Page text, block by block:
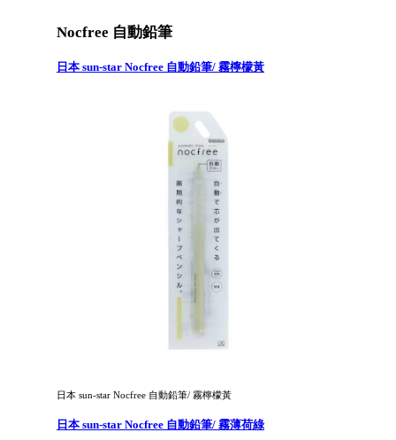
Nocfree 自動鉛筆
日本 sun-star Nocfree 自動鉛筆/ 霧檸檬黃
日本 sun-star Nocfree 自動鉛筆/ 霧檸檬黃
日本 sun-star Nocfree 自動鉛筆/ 霧薄荷綠